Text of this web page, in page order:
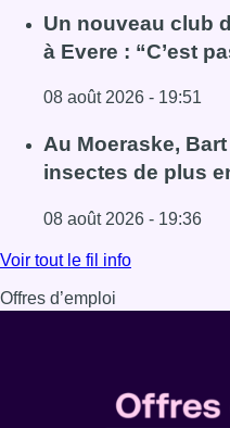
Lire l'article Deux
Un nouveau club
à Evere : “C’est
08 août 2026 - 19:51
Lire l'article Un
Au Moeraske,
insectes de plus
08 août 2026 - 19:36
Lire l'article Au
Voir tout le fil info
Offres d’emploi